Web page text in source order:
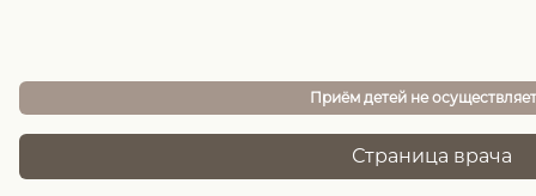
Приём детей не
Страница врача